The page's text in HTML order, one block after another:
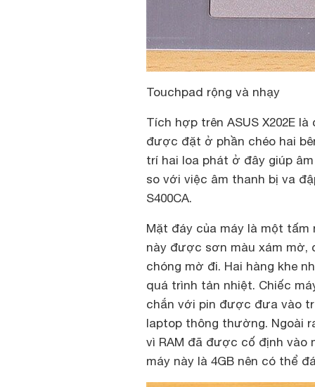
Touchpad rộng và nhạy
Tích hợp trên ASUS X202E
được đặt ở phần chéo hai
trí hai loa phát ở đây giúp
so với việc âm thanh bị va
S400CA.
Mặt đáy của máy là một
này được sơn màu xám mờ,
chóng mờ đi. Hai hàng khe
quá trình tản nhiệt. Chiếc
chắn với pin được đưa vào
laptop thông thường. Ngoài
vì RAM đã được cố định vào
máy này là 4GB nên có thể